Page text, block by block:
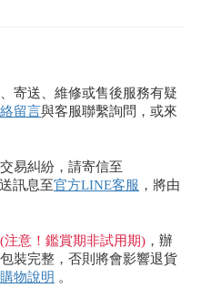
寄送、維修或售後服務有疑
留言與客服聯繫詢問，或來
易糾紛，請寄信至
訊息至官方LINE客服 ，將由
(注意！鑑賞期非試用期) ，辦
裝完整，否則將會影響退貨
購物說明 。